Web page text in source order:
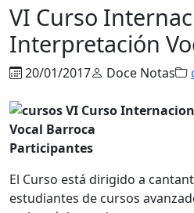
VI Curso
Interpretación
20/01/2017 Doce Notas
Participantes
El Curso está dirigido a
estudiantes de cursos